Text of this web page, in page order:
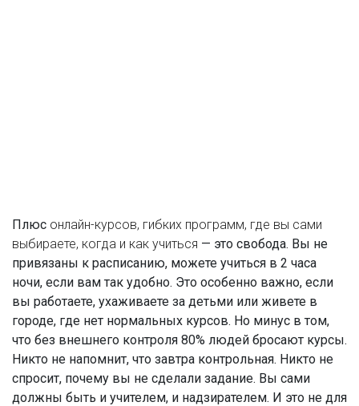
Плюс онлайн-курсов, гибких программ, где вы сами
выбираете, когда и как учиться — это свобода. Вы не
привязаны к расписанию, можете учиться в 2 часа
ночи, если вам так удобно. Это особенно важно, если
вы работаете, ухаживаете за детьми или живете в
городе, где нет нормальных курсов. Но минус в том,
что без внешнего контроля 80% людей бросают курсы.
Никто не напомнит, что завтра контрольная. Никто не
спросит, почему вы не сделали задание. Вы сами
должны быть и учителем, и надзирателем. И это не для